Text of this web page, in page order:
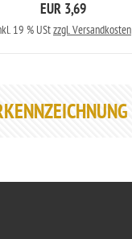
EUR 3,69
19 % UStzzgl. Versandkosten